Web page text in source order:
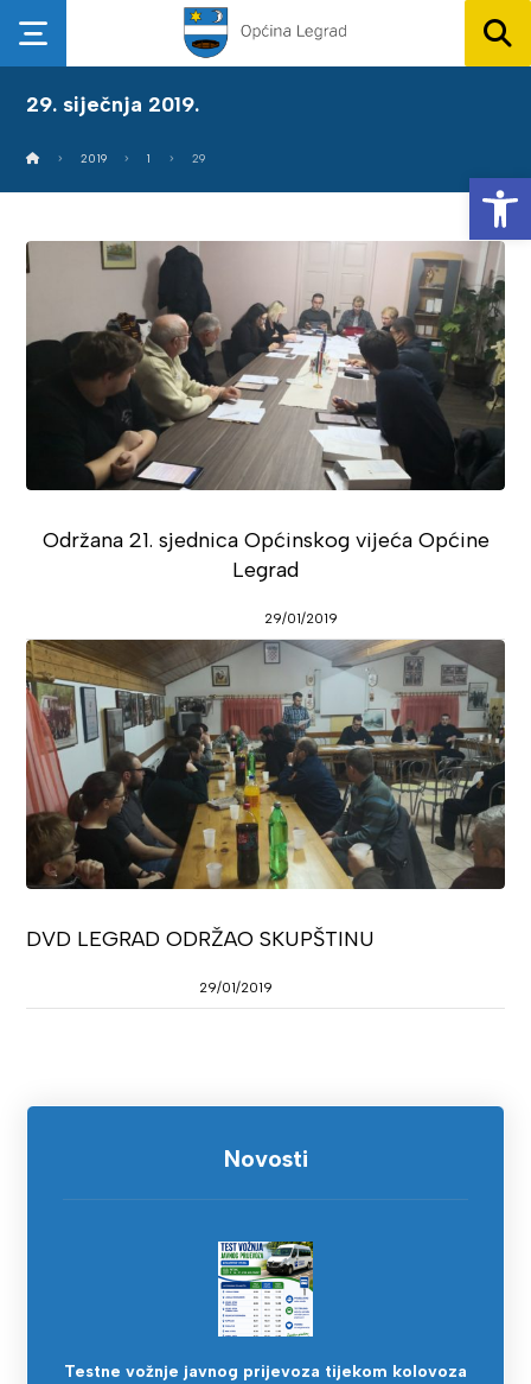
29. siječnja 2019.
2019 1 29
Održana 21. sjednica Općinskog vijeća Općine
Legrad
29/01/2019
DVD LEGRAD ODRŽAO SKUPŠTINU
29/01/2019
Novosti
Testne vožnje javnog prijevoza tijekom kolovoza